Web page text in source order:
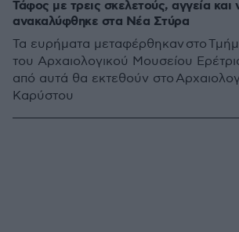
Τάφος με τρεις σκελετούς, αγγεία και
ανακαλύφθηκε στα Νέα Στύρα
Τα ευρήματα μεταφέρθηκαν στο
του Αρχαιολογικού Μουσείου
από αυτά θα εκτεθούν στο
Καρύστου